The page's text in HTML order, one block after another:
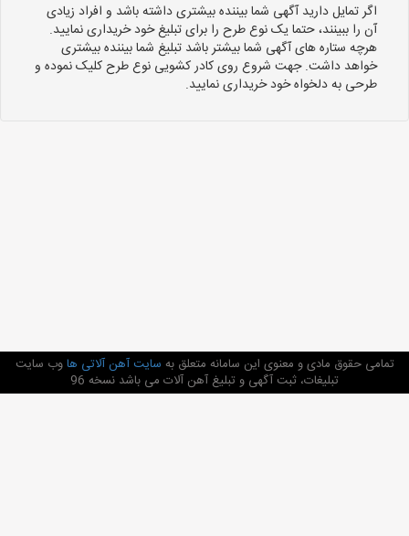
آهن آلاتی های شهرها
اگر تمایل دارید آگهی شما بیننده بیشتری داشته باشد و افراد زیادی
آن را ببینند، حتما یک نوع طرح را برای تبلیغ خود خریداری نمایید.
هرچه ستاره های آگهی شما بیشتر باشد تبلیغ شما بیننده بیشتری
خواهد داشت. جهت شروع روی کادر کشویی نوع طرح کلیک نموده و
طرحی به دلخواه خود خریداری نمایید.
تمامی حقوق مادی و معنوی این سامانه متعلق به سایت آهن آلاتی هاوب سایت
تبلیغات، ثبت آگهی و تبلیغ آهن آلات می باشد نسخه 96